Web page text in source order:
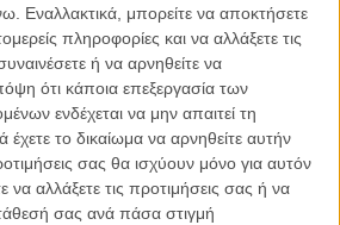
Εναλλακτικά, μπορείτε να αποκτήσετε
πληροφορίες και να αλλάξετε τις
ή να αρνηθείτε να
ότι κάποια επεξεργασία των
ενδέχεται να μην απαιτεί τη
το δικαίωμα να αρνηθείτε αυτήν
σας θα ισχύουν μόνο για αυτόν
να αλλάξετε τις προτιμήσεις σας ή να
σας ανά πάσα στιγμή
ελευθερία και – γιατί όχι; - αναρχία που
στα αριστουργήματα του Ιουλίου Βερν
της σημασίας της οικογένειας
το «Ταξίδι» τοποθετεί στον πυρήνα
σχέση ενός εφήβου με τον πατριό
τόσο κατά τη διάρκεια αυτής της
με ένα happy end.